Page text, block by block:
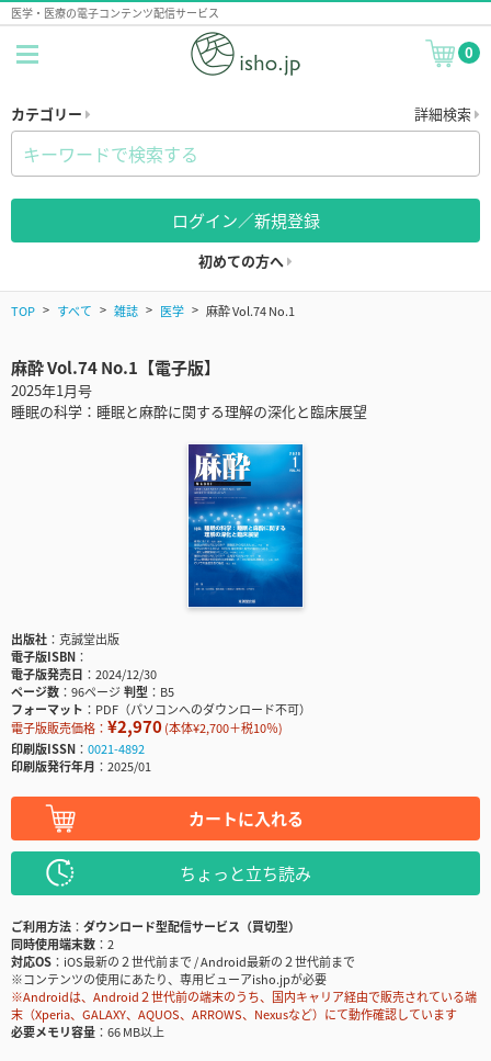
医学・医療の電子コンテンツ配信サービス
0
カテゴリー 詳細検索
ログイン／新規登録
初めての方へ
TOP すべて 雑誌 医学 麻酔 Vol.74 No.1
麻酔 Vol.74 No.1【電子版】
2025年1月号
睡眠の科学：睡眠と麻酔に関する理解の深化と臨床展望
出版社
克誠堂出版
電子版ISBN
電子版発売日
2024/12/30
ページ数
96ページ判型
B5
フォーマット
PDF（パソコンへのダウンロード不可）
電子版販売価格： ¥2,970(本体¥2,700＋税10％)
印刷版ISSN
0021-4892
印刷版発行年月
2025/01
カートに入れる
ちょっと立ち読み
ご利用方法
ダウンロード型配信サービス（買切型）
同時使用端末数
2
対応OS
iOS最新の２世代前まで / Android最新の２世代前まで
※コンテンツの使用にあたり、専用ビューアisho.jpが必要
※Androidは、Android２世代前の端末のうち、国内キャリア経由で販売されている端
末（Xperia、GALAXY、AQUOS、ARROWS、Nexusなど）にて動作確認しています
必要メモリ容量
66 MB以上